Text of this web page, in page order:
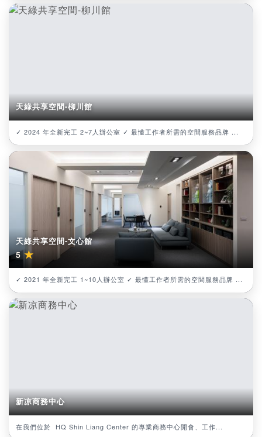
天綠共享空間-柳川館
✓ 2024 年全新完工 2~7人辦公室 ✓ 最懂工作者所需的空間服務品牌 ...
天綠共享空間-文心館
5★
✓ 2021 年全新完工 1~10人辦公室 ✓ 最懂工作者所需的空間服務品牌 ...
新凉商務中心
在我們位於 HQ Shin Liang Center 的專業商務中心開會、工作...